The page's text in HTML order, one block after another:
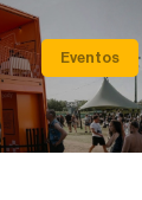
Eventos